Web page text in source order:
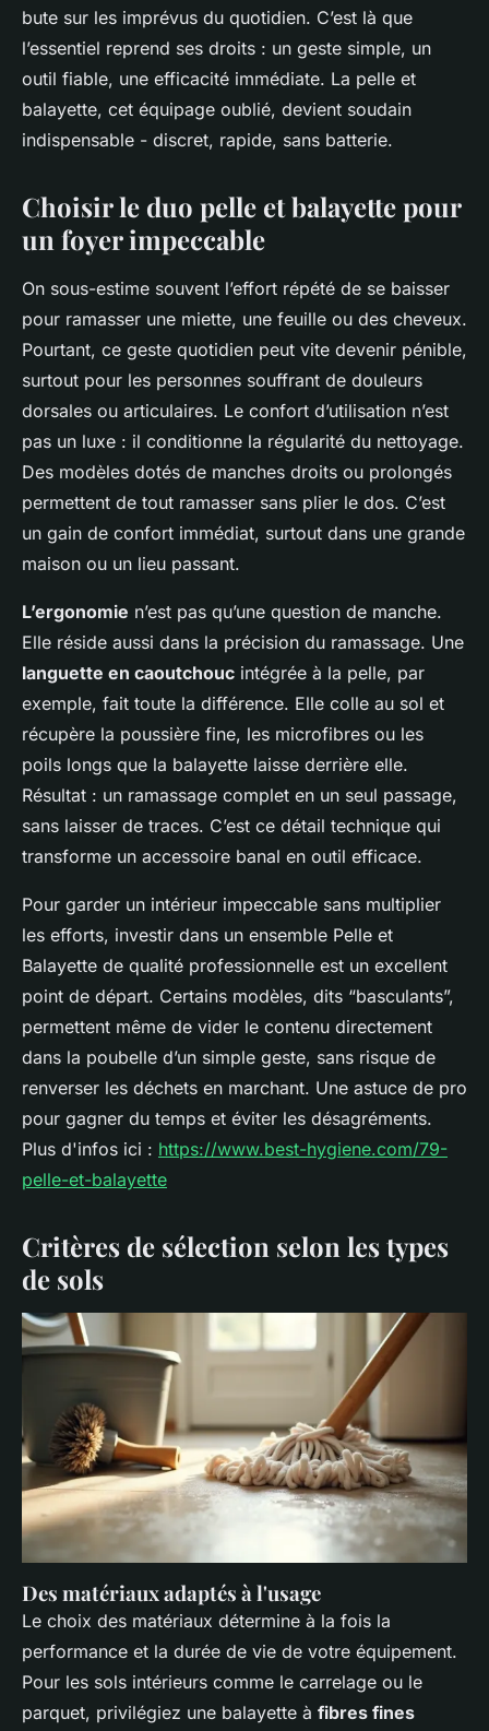
bute sur les imprévus du quotidien. C’est là que
l’essentiel reprend ses droits : un geste simple, un
outil fiable, une efficacité immédiate. La pelle et
balayette, cet équipage oublié, devient soudain
indispensable - discret, rapide, sans batterie.
Choisir le duo pelle et balayette pour
un foyer impeccable
On sous-estime souvent l’effort répété de se baisser
pour ramasser une miette, une feuille ou des cheveux.
Pourtant, ce geste quotidien peut vite devenir pénible,
surtout pour les personnes souffrant de douleurs
dorsales ou articulaires. Le confort d’utilisation n’est
pas un luxe : il conditionne la régularité du nettoyage.
Des modèles dotés de manches droits ou prolongés
permettent de tout ramasser sans plier le dos. C’est
un gain de confort immédiat, surtout dans une grande
maison ou un lieu passant.
L’ergonomie n’est pas qu’une question de manche.
Elle réside aussi dans la précision du ramassage. Une
languette en caoutchouc intégrée à la pelle, par
exemple, fait toute la différence. Elle colle au sol et
récupère la poussière fine, les microfibres ou les
poils longs que la balayette laisse derrière elle.
Résultat : un ramassage complet en un seul passage,
sans laisser de traces. C’est ce détail technique qui
transforme un accessoire banal en outil efficace.
Pour garder un intérieur impeccable sans multiplier
les efforts, investir dans un ensemble Pelle et
Balayette de qualité professionnelle est un excellent
point de départ. Certains modèles, dits “basculants”,
permettent même de vider le contenu directement
dans la poubelle d’un simple geste, sans risque de
renverser les déchets en marchant. Une astuce de pro
pour gagner du temps et éviter les désagréments.
Plus d'infos ici : https://www.best-hygiene.com/79-
pelle-et-balayette
Critères de sélection selon les types
de sols
Des matériaux adaptés à l'usage
Le choix des matériaux détermine à la fois la
performance et la durée de vie de votre équipement.
Pour les sols intérieurs comme le carrelage ou le
parquet, privilégiez une balayette à fibres fines